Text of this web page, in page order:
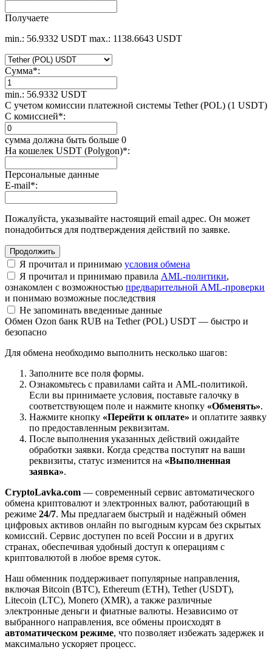
Получаете
min.: 56.9332 USDT max.: 1138.6643 USDT
Сумма*:
min.: 56.9332 USDT
С учетом комиссии платежной системы Tether (POL) (1 USDT)
С комиссией*:
сумма должна быть больше 0
На кошелек USDT (Polygon)*:
Персональные данные
E-mail*:
Пожалуйста, указывайте настоящий email адрес. Он может
понадобиться для подтверждения действий по заявке.
Я прочитал и принимаю условия обмена
Я прочитал и принимаю правила AML-политики,
ознакомлен с возможностью предварительной AML-проверки
и понимаю возможные последствия
Не запоминать введенные данные
Обмен Ozon банк RUB на Tether (POL) USDT — быстро и
безопасно
Для обмена необходимо выполнить несколько шагов:
Заполните все поля формы.
Ознакомьтесь с правилами сайта и AML-политикой.
Если вы принимаете условия, поставьте галочку в
соответствующем поле и нажмите кнопку «Обменять».
Нажмите кнопку «Перейти к оплате» и оплатите заявку
по предоставленным реквизитам.
После выполнения указанных действий ожидайте
обработки заявки. Когда средства поступят на ваши
реквизиты, статус изменится на «Выполненная
заявка».
CryptoLavka.com — современный сервис автоматического
обмена криптовалют и электронных валют, работающий в
режиме 24/7. Мы предлагаем быстрый и надёжный обмен
цифровых активов онлайн по выгодным курсам без скрытых
комиссий. Сервис доступен по всей России и в других
странах, обеспечивая удобный доступ к операциям с
криптовалютой в любое время суток.
Наш обменник поддерживает популярные направления,
включая Bitcoin (BTC), Ethereum (ETH), Tether (USDT),
Litecoin (LTC), Monero (XMR), а также различные
электронные деньги и фиатные валюты. Независимо от
выбранного направления, все обмены происходят в
автоматическом режиме, что позволяет избежать задержек и
максимально ускоряет процесс.